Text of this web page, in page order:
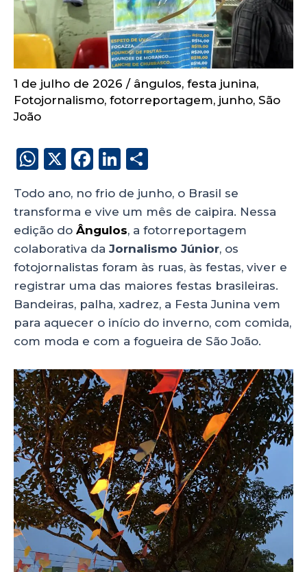
1 de julho de 2026 / ângulos, festa junina,
Fotojornalismo, fotorreportagem, junho, São
João
W
a
ts
A
p
p
X
F
c
e
b
o
o
k
Li
k
e
dI
n
a
re
Todo ano, no frio de junho, o Brasil se
transforma e vive um mês de caipira. Nessa
edição do Ângulos, a fotorreportagem
colaborativa da Jornalismo Júnior, os
fotojornalistas foram às ruas, às festas, viver e
registrar uma das maiores festas brasileiras.
Bandeiras, palha, xadrez, a Festa Junina vem
para aquecer o início do inverno, com comida,
com moda e com a fogueira de São João.